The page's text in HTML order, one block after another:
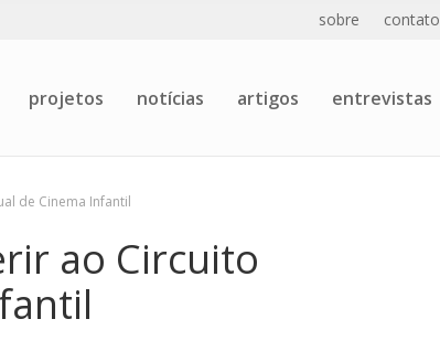
sobre contato
projetos notícias artigos entrevistas
de Cinema Infantil
ao Circuito